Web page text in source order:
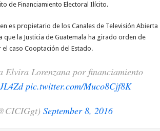
de Financiamiento Electoral Ilícito.
es propietario de los Canales de Televisión Abierta
la Justicia de Guatemala ha girado orden de
caso Cooptación del Estado.
Lorenzana por financiamiento
pic.twitter.com/Muco8Cjf8K
September 8, 2016